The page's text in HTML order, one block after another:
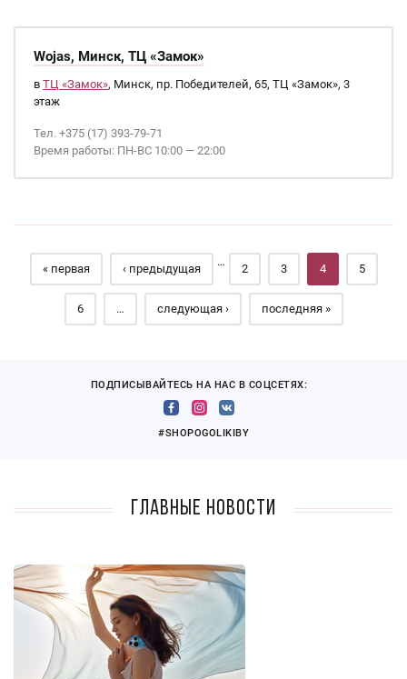
Wojas, Минск, ТЦ «Замок»
в ТЦ «Замок», Минск, пр. Победителей, 65, ТЦ «Замок», 3
этаж
Тел. +375 (17) 393-79-71
Время работы: ПН-ВС 10:00 — 22:00
Страницы
« первая ‹ предыдущая
…
2 3 4 5
6 … следующая › последняя »
ПОДПИСЫВАЙТЕСЬ НА НАС В СОЦСЕТЯХ:
#SHOPOGOLIKIBY
Главные новости